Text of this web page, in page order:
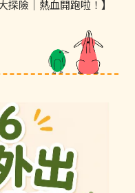
探險｜熱血開跑啦！】